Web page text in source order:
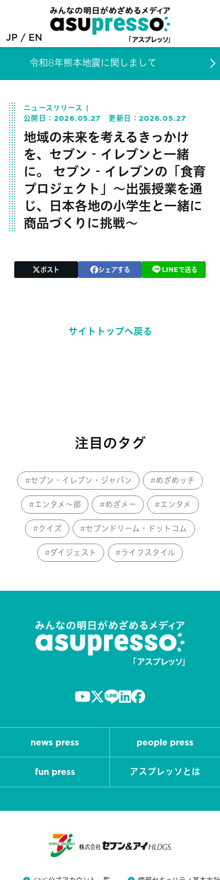
JP EN
令和8年熊本地震に関しまして
ニュースリリース
公開日： 2026.05.27 更新日：2026.05.27
地域の未来を考えるきっかけ
を、セブン‐イレブンと一緒
に。 セブン‐イレブンの「食育
プロジェクト」～出張授業を通
じ、日本各地の小学生と一緒に
商品づくりに挑戦～
ポスト シェアする LINEで送る
サイトトップへ戻る
注目のタグ
セブン‐イレブン・ジャパン めざめッチ
エンタメ～部 めざメー エンタメ
クイズ セブンドリーム・ドットコム
ダイジェスト ライフスタイル
news press people press
fun press アスプレッソとは